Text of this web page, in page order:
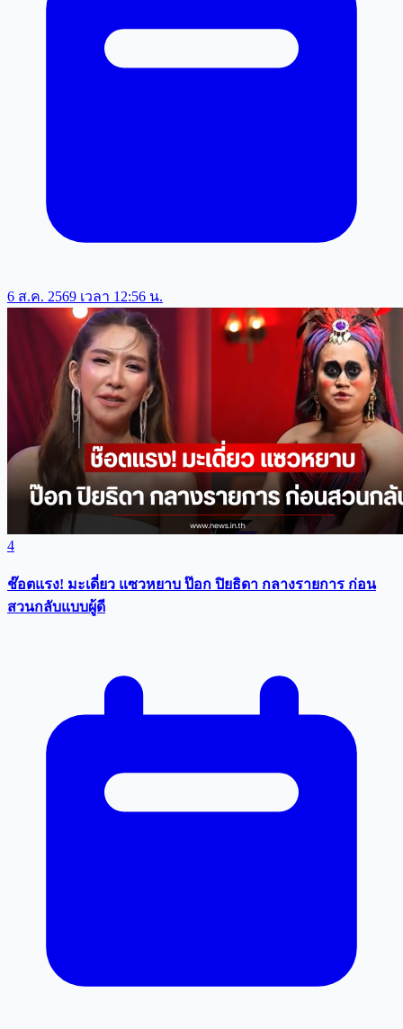
6 ส.ค. 2569 เวลา 12:56 น.
4
ช๊อตแรง! มะเดี่ยว แซวหยาบ ป๊อก ปิยธิดา กลางรายการ ก่อน
สวนกลับแบบผู้ดี